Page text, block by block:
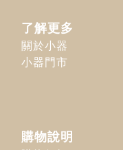
了解更多
關於小器
小器門市
購物說明